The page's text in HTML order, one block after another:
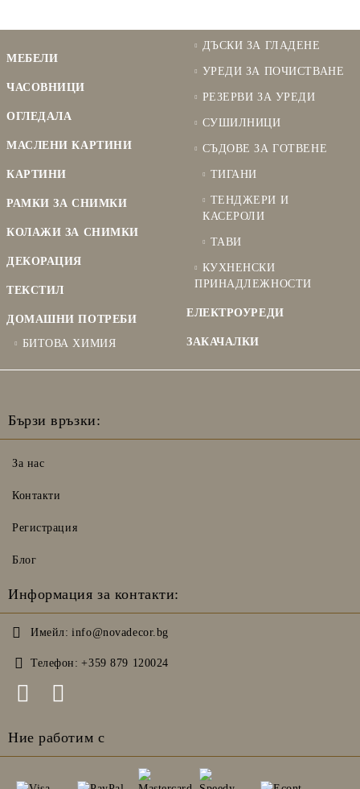
МЕБЕЛИ
ЧАСОВНИЦИ
ОГЛЕДАЛА
МАСЛЕНИ КАРТИНИ
КАРТИНИ
РАМКИ ЗА СНИМКИ
КОЛАЖИ ЗА СНИМКИ
ДЕКОРАЦИЯ
ТЕКСТИЛ
ДОМАШНИ ПОТРЕБИ
БИТОВА ХИМИЯ
ДЪСКИ ЗА ГЛАДЕНЕ
УРЕДИ ЗА ПОЧИСТВАНЕ
РЕЗЕРВИ ЗА УРЕДИ
СУШИЛНИЦИ
СЪДОВЕ ЗА ГОТВЕНЕ
ТИГАНИ
ТЕНДЖЕРИ И
КАСЕРОЛИ
ТАВИ
КУХНЕНСКИ
ПРИНАДЛЕЖНОСТИ
ЕЛЕКТРОУРЕДИ
ЗАКАЧАЛКИ
Бързи връзки:
За нас
Контакти
Регистрация
Блог
Информация за контакти:
Имейл: info@novadecor.bg
Телефон: +359 879 120024
Ние работим с